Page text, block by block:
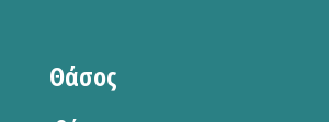
Θάσος